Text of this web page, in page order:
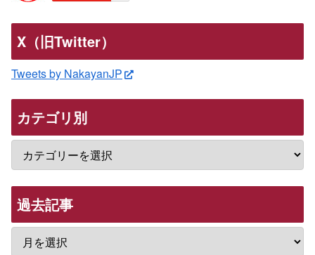
X（旧Twitter）
Tweets by NakayanJP
カテゴリ別
過去記事